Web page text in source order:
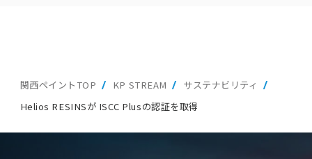
関西ペイントTOP KP STREAM
サステナビリティ
Helios RESINSが ISCC Plusの認証を取得